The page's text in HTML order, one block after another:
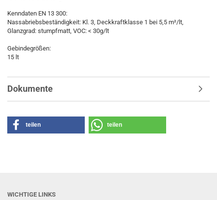
Kenndaten EN 13 300:
Nassabriebsbeständigkeit: Kl. 3, Deckkraftklasse 1 bei 5,5 m²/lt,
Glanzgrad: stumpfmatt, VOC: < 30g/lt
Gebindegrößen:
15 lt
Dokumente
teilen teilen
WICHTIGE LINKS